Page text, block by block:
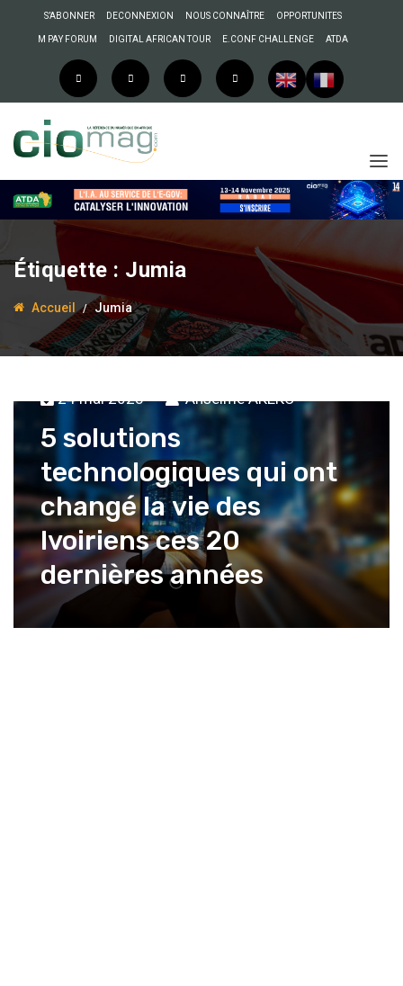
S’ABONNER DECONNEXION NOUS CONNAÎTRE OPPORTUNITES
M PAY FORUM DIGITAL AFRICAN TOUR E.CONF CHALLENGE ATDA
Étiquette : Jumia
Accueil Jumia
24 mai 2023 Anselme AKEKO
5 solutions
technologiques qui ont
changé la vie des
Ivoiriens ces 20
dernières années